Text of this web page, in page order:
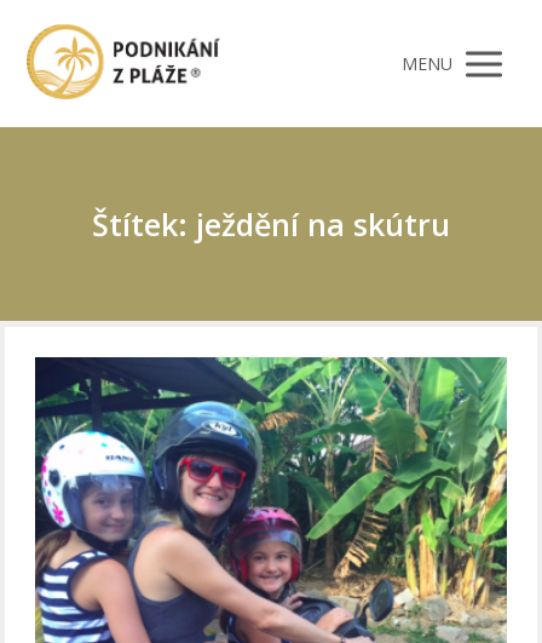
MENU
Štítek: ježdění na skútru